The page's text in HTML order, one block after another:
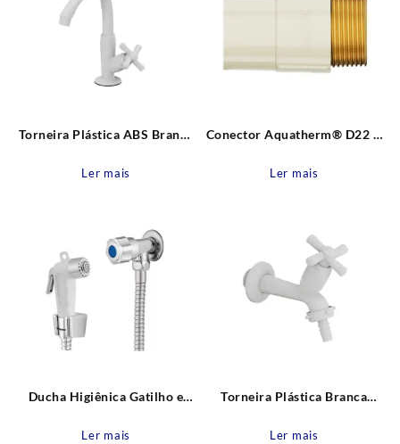
Torneira Plástica ABS Branca
Ler mais
Conector Aquatherm® D22 X
Ler mais
Ducha Higiênica Gatilho e
com Registro Leão Metais
Ler mais
Torneira Plástica Branca
bico para Mangueira Cross
Ler mais